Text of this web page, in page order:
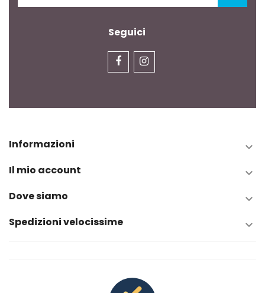
Seguici
Informazioni 
Il mio account 
Dove siamo 
Spedizioni velocissime 